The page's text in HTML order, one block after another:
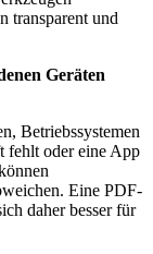
transparent und
Geräten
Betriebssystemen
fehlt oder eine App
Eine PDF-
daher besser für